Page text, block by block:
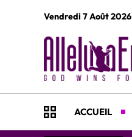
Vendredi 7 Août 2026
ACCUEIL